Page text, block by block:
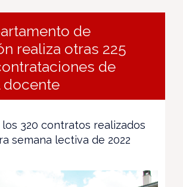
de
realiza otras 225
de
docente
los 320 contratos realizados
semana lectiva de 2022